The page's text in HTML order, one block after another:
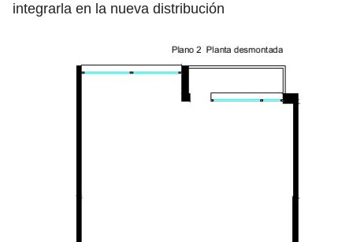
integrarla en la nueva distribución